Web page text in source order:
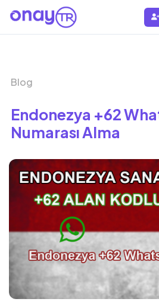
Blog
Endonezya +62
Numarası Alma